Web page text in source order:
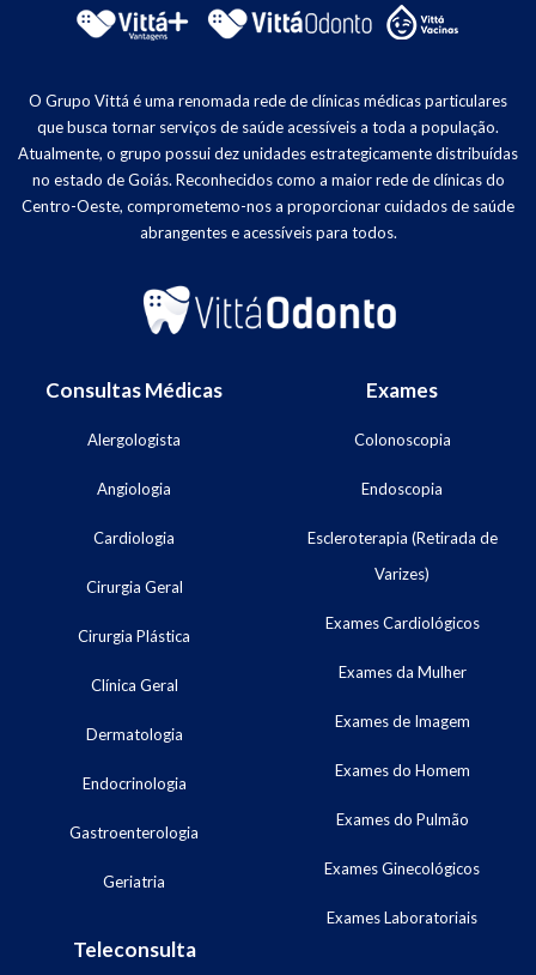
O Grupo Vittá é uma renomada rede de clínicas médicas particulares
que busca tornar serviços de saúde acessíveis a toda a população.
Atualmente, o grupo possui dez unidades estrategicamente distribuídas
no estado de Goiás. Reconhecidos como a maior rede de clínicas do
Centro-Oeste, comprometemo-nos a proporcionar cuidados de saúde
abrangentes e acessíveis para todos.
Consultas Médicas
Alergologista
Angiologia
Cardiologia
Cirurgia Geral
Cirurgia Plástica
Clínica Geral
Dermatologia
Endocrinologia
Gastroenterologia
Geriatria
Teleconsulta
Exames
Colonoscopia
Endoscopia
Escleroterapia (Retirada de
Varizes)
Exames Cardiológicos
Exames da Mulher
Exames de Imagem
Exames do Homem
Exames do Pulmão
Exames Ginecológicos
Exames Laboratoriais